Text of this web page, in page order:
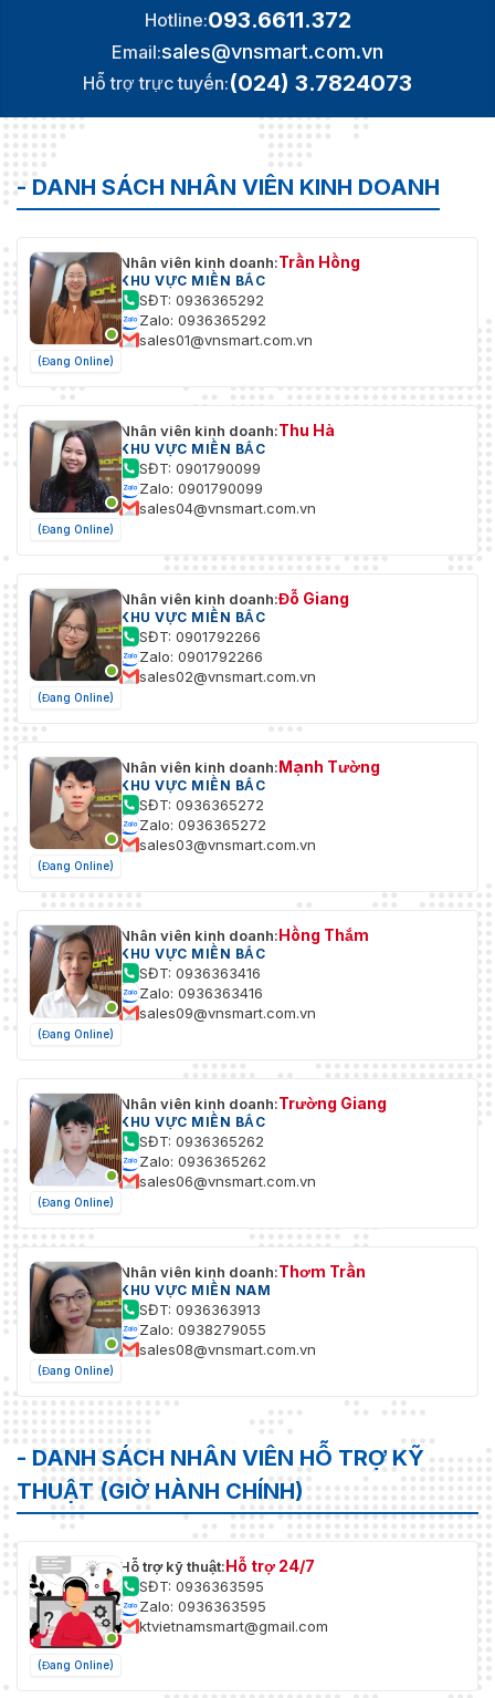
Hotline:093.6611.372
Email:sales@vnsmart.com.vn
Hỗ trợ trực tuyến:(024) 3.7824073
- DANH SÁCH NHÂN VIÊN KINH DOANH
(Đang Online)
Nhân viên kinh doanh:Trần Hồng
KHU VỰC MIỀN BẮC
SĐT: 0936365292
Zalo: 0936365292
sales01@vnsmart.com.vn
(Đang Online)
Nhân viên kinh doanh:Thu Hà
KHU VỰC MIỀN BẮC
SĐT: 0901790099
Zalo: 0901790099
sales04@vnsmart.com.vn
(Đang Online)
Nhân viên kinh doanh:Đỗ Giang
KHU VỰC MIỀN BẮC
SĐT: 0901792266
Zalo: 0901792266
sales02@vnsmart.com.vn
(Đang Online)
Nhân viên kinh doanh:Mạnh Tường
KHU VỰC MIỀN BẮC
SĐT: 0936365272
Zalo: 0936365272
sales03@vnsmart.com.vn
(Đang Online)
Nhân viên kinh doanh:Hồng Thắm
KHU VỰC MIỀN BẮC
SĐT: 0936363416
Zalo: 0936363416
sales09@vnsmart.com.vn
(Đang Online)
Nhân viên kinh doanh:Trường Giang
KHU VỰC MIỀN BẮC
SĐT: 0936365262
Zalo: 0936365262
sales06@vnsmart.com.vn
(Đang Online)
Nhân viên kinh doanh:Thơm Trần
KHU VỰC MIỀN NAM
SĐT: 0936363913
Zalo: 0938279055
sales08@vnsmart.com.vn
- DANH SÁCH NHÂN VIÊN HỖ TRỢ KỸ
THUẬT (GIỜ HÀNH CHÍNH)
(Đang Online)
Hỗ trợ kỹ thuật:Hỗ trợ 24/7
SĐT: 0936363595
Zalo: 0936363595
ktvietnamsmart@gmail.com